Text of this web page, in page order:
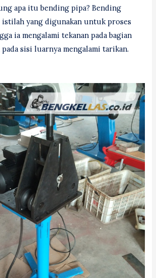
apa itu bending pipa? Bending
istilah yang digunakan untuk proses
ia mengalami tekanan pada bagian
pada sisi luarnya mengalami tarikan.